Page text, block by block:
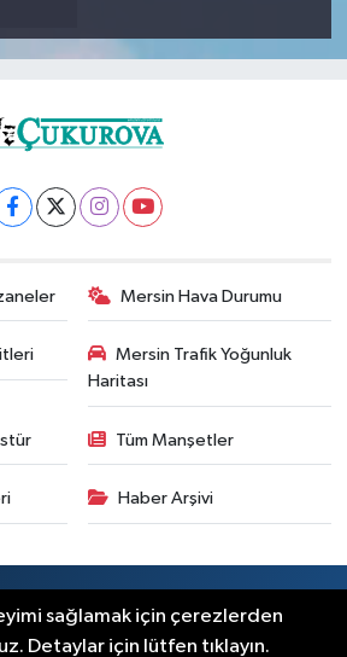
Mersin Hava Durumu
Mersin Trafik Yoğunluk
Haritası
Tüm Manşetler
Haber Arşivi
sağlamak için çerezlerden
Detaylar için lütfen tıklayın.